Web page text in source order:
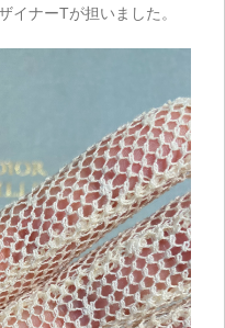
イナーTが担いました。